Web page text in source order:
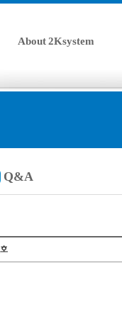
About 2Ksystem
Q&A